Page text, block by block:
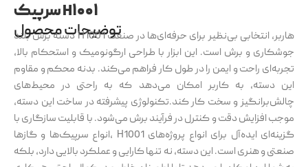
سرپیک H۱۰۰۱
توضیحات محصول
دسته برش بلند H1001 هاربر، انتخابی بی‌نظیر برای حرفه‌ای‌ها در صنعت
جوشکاری و برش است. این ابزار با طراحی ارگونومیک و استحکام بالا،
تجربه‌ای راحت و ایمن را در طول کار فراهم می‌کند. بدنه محکم و مقاوم
این دسته، به کاربر امکان می‌دهد که به راحتی در محیط‌های
چالش‌برانگیز و سخت کار کند.تکنولوژی پیشرفته در ساخت این دسته،
موجب افزایش دقت و کنترل در فرآیند برش می‌شود. با قابلیت سازگاری با
انواع سرپیک‌ها و گازها، H1001 گزینه‌ای ایده‌آل برای انواع پروژه‌های
صنعتی و هنری است. این دسته، نه تنها کارایی و عملکرد بالایی دارد، بلکه